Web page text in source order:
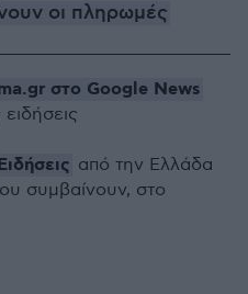
οι πληρωμές
στο Google News
από την Ελλάδα
συμβαίνουν, στο